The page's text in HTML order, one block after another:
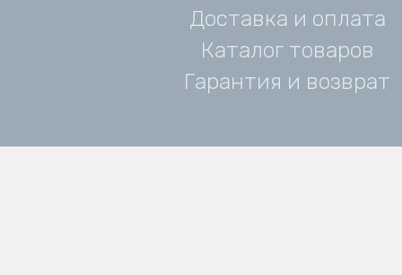
Доставка и оплата
Каталог товаров
Гарантия и возврат